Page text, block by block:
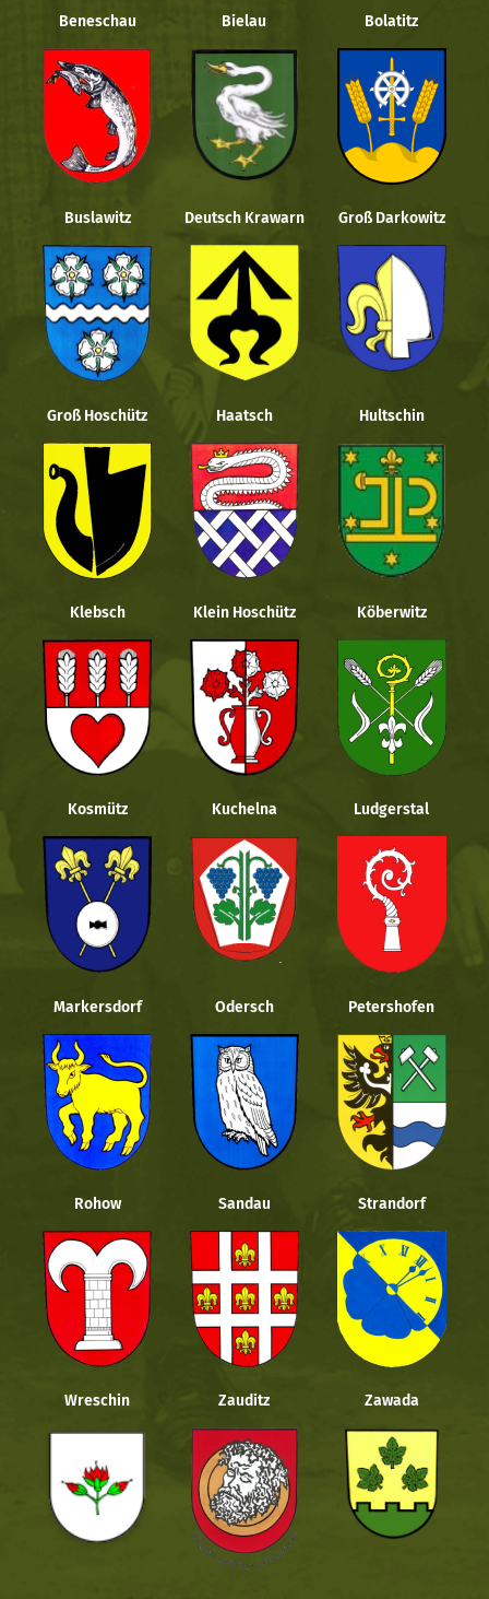
Beneschau Bielau Bolatitz
Buslawitz Deutsch Krawarn Groß Darkowitz
Groß Hoschütz Haatsch Hultschin
Klebsch Klein Hoschütz Köberwitz
Kosmütz Kuchelna Ludgerstal
Markersdorf Odersch Petershofen
Rohow Sandau Strandorf
Wreschin Zauditz Zawada